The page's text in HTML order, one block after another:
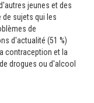
jeunes et des
sujets qui les
de
d'actualité (51 %)
contraception et la
drogues ou d'alcool